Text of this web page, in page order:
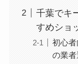
千葉でキ
すめショ
初心
の業